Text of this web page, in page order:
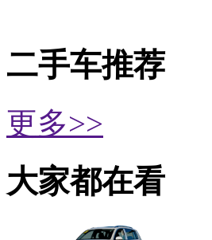
二手车推荐
更多>>
大家都在看